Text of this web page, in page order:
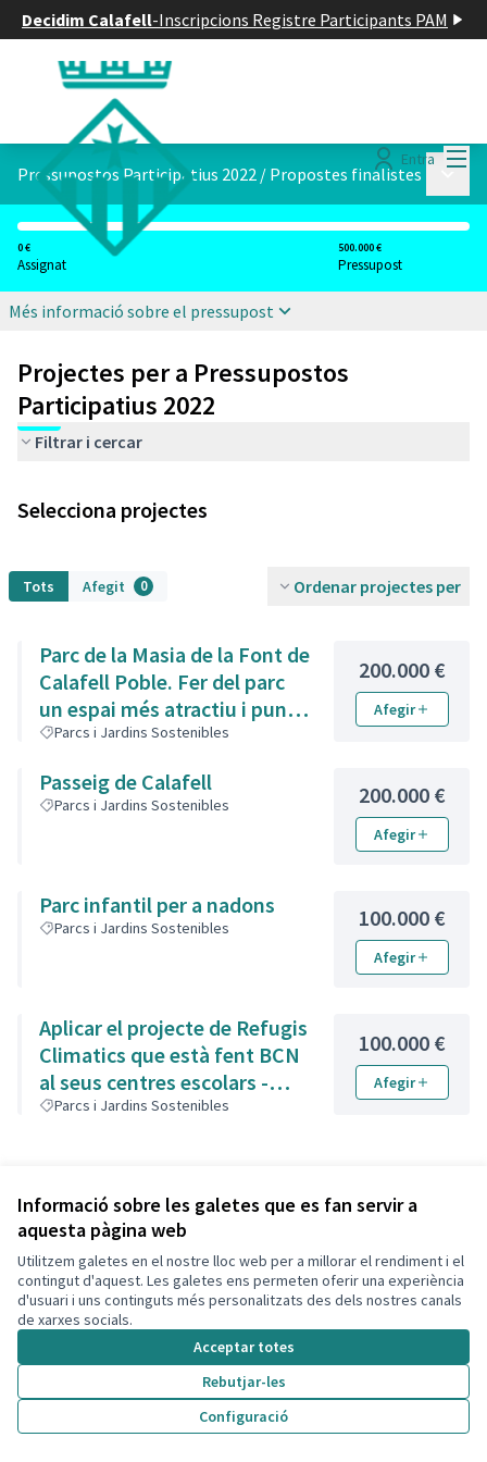
Informació sobre les galetes que es fan servir a
aquesta pàgina web
Utilitzem galetes en el nostre lloc web per a millorar el rendiment i el
contingut d'aquest. Les galetes ens permeten oferir una experiència
d'usuari i uns continguts més personalitzats des dels nostres canals
de xarxes socials.
Acceptar totes
Rebutjar-les
Configuració
Decidim Calafell-Inscripcions Registre Participants PAM
Entra
Pressupostos Participatius 2022 / Propostes finalistes
0 €
Assignat
500.000 €
Pressupost
Votar pressupost
Més informació sobre el pressupost
Projectes per a Pressupostos
Participatius 2022
Filtrar i cercar
Selecciona projectes
Tots Afegit 0 Ordenar projectes per
Parc de la Masia de la Font de
Calafell Poble. Fer del parc
un espai més atractiu i punt
de trobada per a les diferents
Parcs i Jardins Sostenibles
200.000 €
Afegir
Passeig de Calafell
Parcs i Jardins Sostenibles 200.000 €
Afegir
Parc infantil per a nadons
Parcs i Jardins Sostenibles 100.000 €
Afegir
Aplicar el projecte de Refugis
Climatics que està fent BCN
al seus centres escolars -
Importar el Projecte de
Parcs i Jardins Sostenibles
100.000 €
Afegir
Termes i condicions d'ús
Decidim Calafell a X
Decidim Calafell a Facebook
Decidim Calafell a YouTube
Decidim Calafell a GitHub